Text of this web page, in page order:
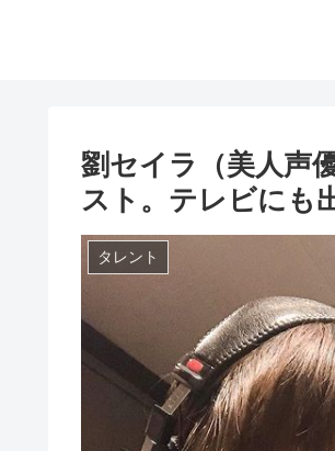
劉セイラ（美人声
スト。テレビにも
タレント